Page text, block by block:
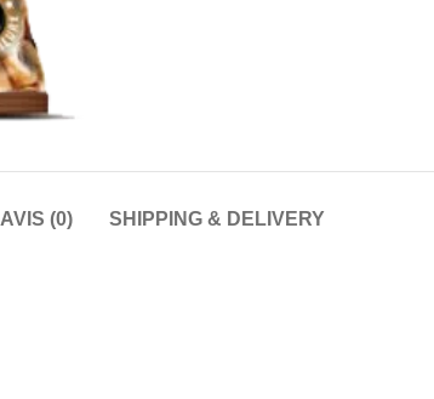
AVIS (0) SHIPPING & DELIVERY